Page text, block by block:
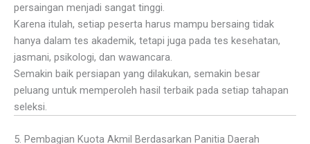
persaingan menjadi sangat tinggi.
Karena itulah, setiap peserta harus mampu bersaing tidak
hanya dalam tes akademik, tetapi juga pada tes kesehatan,
jasmani, psikologi, dan wawancara.
Semakin baik persiapan yang dilakukan, semakin besar
peluang untuk memperoleh hasil terbaik pada setiap tahapan
seleksi.
5. Pembagian Kuota Akmil Berdasarkan Panitia Daerah